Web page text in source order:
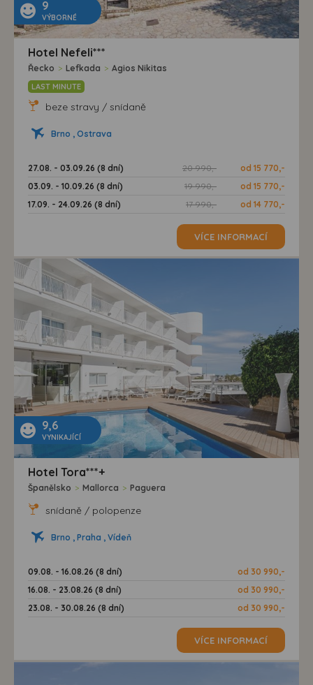
9
VÝBORNÉ
Hotel Nefeli***
Řecko > Lefkada > Agios Nikitas
LAST MINUTE
beze stravy / snídaně
Brno , Ostrava
27.08. - 03.09.26 (8 dní) 20 990,-
od 15 770,-
03.09. - 10.09.26 (8 dní)
19 990,-
od 15 770,-
17.09. - 24.09.26 (8 dní)
17 990,- od 14 770,-
VÍCE INFORMACÍ
9,6
VYNIKAJÍCÍ
Hotel Tora***+
Španělsko > Mallorca > Paguera
snídaně / polopenze
Brno , Praha , Vídeň
09.08. - 16.08.26 (8 dní)
od 30 990,-
16.08. - 23.08.26 (8 dní)
od 30 990,-
23.08. - 30.08.26 (8 dní)
od 30 990,-
VÍCE INFORMACÍ